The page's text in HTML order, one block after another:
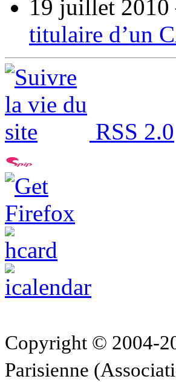
19 juillet 2010
titulaire d’un
RSS 2.0
Copyright © 2004-
Parisienne